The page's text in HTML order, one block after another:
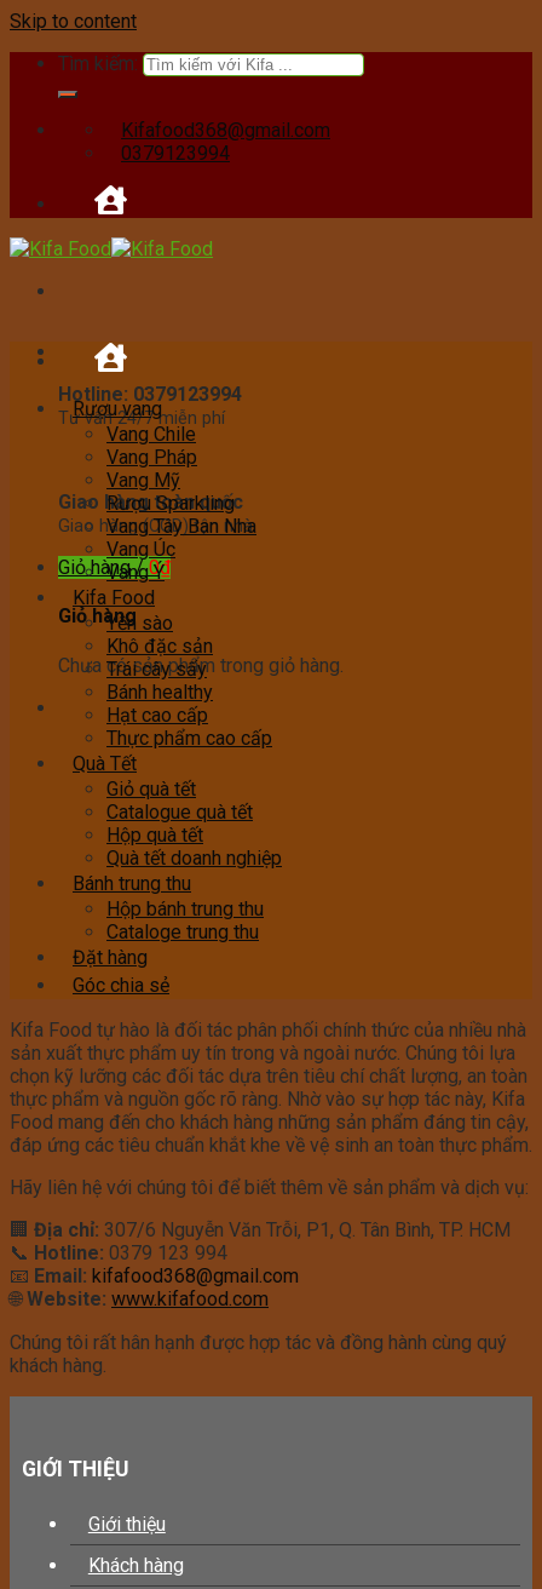
Skip to content
Tìm kiếm:
Kifafood368@gmail.com
0379123994
Hotline: 0379123994
Tư vấn 24/7 miễn phí
Giao hàng toàn quốc
Giao hàng (COD) tận nhà
Giỏ hàng /0₫
Giỏ hàng
Chưa có sản phẩm trong giỏ hàng.
Rượu vang
Vang Chile
Vang Pháp
Vang Mỹ
Rượu Sparkling
Vang Tây Ban Nha
Vang Úc
Vang Ý
Kifa Food
Yến sào
Khô đặc sản
Trái cây sấy
Bánh healthy
Hạt cao cấp
Thực phẩm cao cấp
Quà Tết
Giỏ quà tết
Catalogue quà tết
Hộp quà tết
Quà tết doanh nghiệp
Bánh trung thu
Hộp bánh trung thu
Cataloge trung thu
Đặt hàng
Góc chia sẻ
Kifa Food tự hào là đối tác phân phối chính thức của nhiều nhà
sản xuất thực phẩm uy tín trong và ngoài nước. Chúng tôi lựa
chọn kỹ lưỡng các đối tác dựa trên tiêu chí chất lượng, an toàn
thực phẩm và nguồn gốc rõ ràng. Nhờ vào sự hợp tác này, Kifa
Food mang đến cho khách hàng những sản phẩm đáng tin cậy,
đáp ứng các tiêu chuẩn khắt khe về vệ sinh an toàn thực phẩm.
Hãy liên hệ với chúng tôi để biết thêm về sản phẩm và dịch vụ:
🏢 Địa chỉ: 307/6 Nguyễn Văn Trỗi, P1, Q. Tân Bình, TP. HCM
📞 Hotline: 0379 123 994
📧 Email: kifafood368@gmail.com
🌐Website: www.kifafood.com
Chúng tôi rất hân hạnh được hợp tác và đồng hành cùng quý
khách hàng.
GIỚI THIỆU
Giới thiệu
Khách hàng